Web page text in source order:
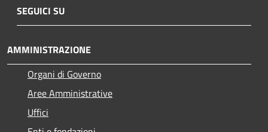
SEGUICI SU
AMMINISTRAZIONE
Organi di Governo
Aree Amministrative
Uffici